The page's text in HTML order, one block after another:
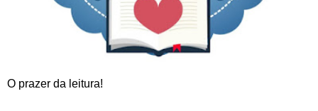
O prazer da leitura!